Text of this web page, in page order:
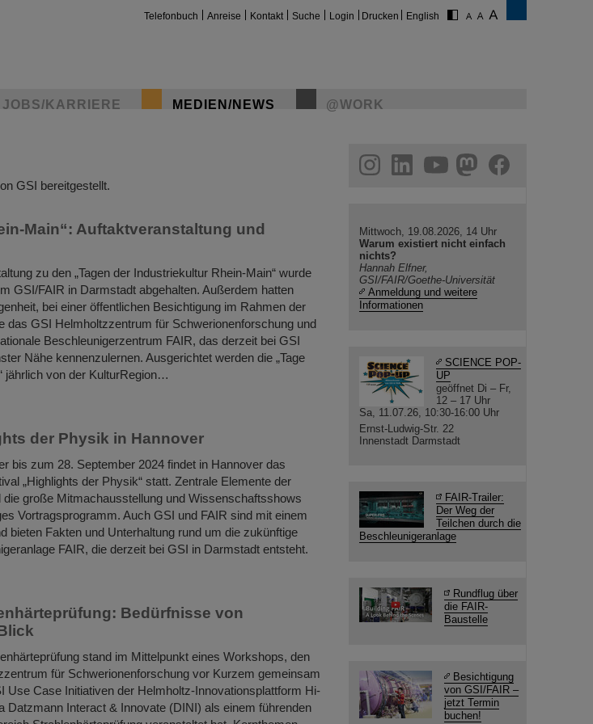
Telefonbuch Anreise Kontakt Suche Login Drucken English
JOBS/KARRIERE MEDIEN/NEWS @WORK
GSI bereitgestellt.
Main“: Auftaktveranstaltung und
zu den „Tagen der Industriekultur Rhein-Main“ wurde
GSI/FAIR in Darmstadt abgehalten. Außerdem hatten
bei einer öffentlichen Besichtigung im Rahmen der
das GSI Helmholtzzentrum für Schwerionenforschung und
Beschleunigerzentrum FAIR, das derzeit bei GSI
Nähe kennenzulernen. Ausgerichtet werden die „Tage
jährlich von der KulturRegion…
der Physik in Hannover
bis zum 28. September 2024 findet in Hannover das
„Highlights der Physik“ statt. Zentrale Elemente der
die große Mitmachausstellung und Wissenschaftsshows
Vortragsprogramm. Auch GSI und FAIR sind mit einem
bieten Fakten und Unterhaltung rund um die zukünftige
FAIR, die derzeit bei GSI in Darmstadt entsteht.
Bedürfnisse von
stand im Mittelpunkt eines Workshops, den
für Schwerionenforschung vor Kurzem gemeinsam
Use Case Initiativen der Helmholtz-Innovationsplattform Hi-
Datzmann Interact & Innovate (DINI) als einem führenden
helmholtz.social
facebook
Mittwoch, 19.08.2026, 14 Uhr
Warum existiert nicht einfach
nichts?
Hannah Elfner,
GSI/FAIR/Goethe-Universität
Anmeldung und weitere
Informationen
SCIENCE POP-
UP
geöffnet Di – Fr,
12 – 17 Uhr
Sa, 11.07.26, 10:30-16:00 Uhr
Ernst-Ludwig-Str. 22
Innenstadt Darmstadt
FAIR-Trailer:
Der Weg der
Teilchen durch die
Beschleunigeranlage
Rundflug über
die FAIR-
Baustelle
Besichtigung
von GSI/FAIR –
jetzt Termin
buchen!